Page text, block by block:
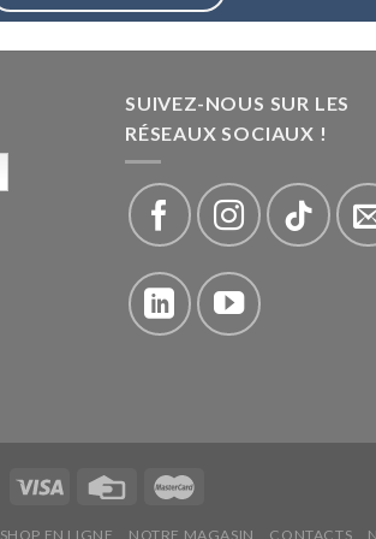
SUIVEZ-NOUS SUR LES
RÉSEAUX SOCIAUX !
SHOP EN LIGNE NOTRE MAGASIN CONTACTS